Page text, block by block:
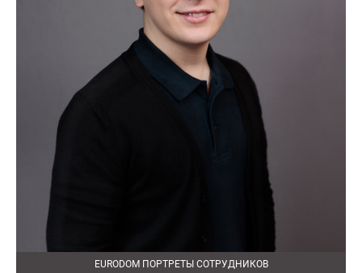
EURODOM ПОРТРЕТЫ СОТРУДНИКОВ